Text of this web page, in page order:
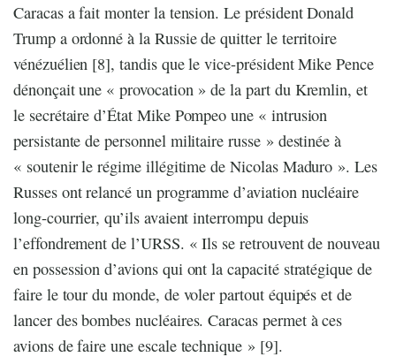
Caracas a fait monter la tension. Le président Donald
Trump a ordonné à la Russie de quitter le territoire
vénézuélien [8], tandis que le vice-président Mike Pence
dénonçait une « provocation » de la part du Kremlin, et
le secrétaire d’État Mike Pompeo une « intrusion
persistante de personnel militaire russe » destinée à
« soutenir le régime illégitime de Nicolas Maduro ». Les
Russes ont relancé un programme d’aviation nucléaire
long-courrier, qu’ils avaient interrompu depuis
l’effondrement de l’URSS. « Ils se retrouvent de nouveau
en possession d’avions qui ont la capacité stratégique de
faire le tour du monde, de voler partout équipés et de
lancer des bombes nucléaires. Caracas permet à ces
avions de faire une escale technique » [9].